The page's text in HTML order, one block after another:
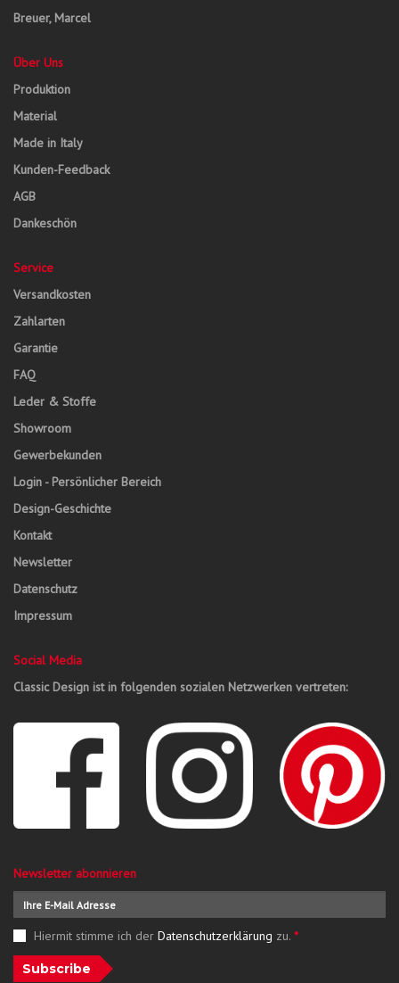
Breuer, Marcel
Über Uns
Produktion
Material
Made in Italy
Kunden-Feedback
AGB
Dankeschön
Service
Versandkosten
Zahlarten
Garantie
FAQ
Leder & Stoffe
Showroom
Gewerbekunden
Login - Persönlicher Bereich
Design-Geschichte
Kontakt
Newsletter
Datenschutz
Impressum
Social Media
Classic Design ist in folgenden sozialen Netzwerken vertreten:
Newsletter abonnieren
Hiermit stimme ich der Datenschutzerklärung zu. *
Subscribe